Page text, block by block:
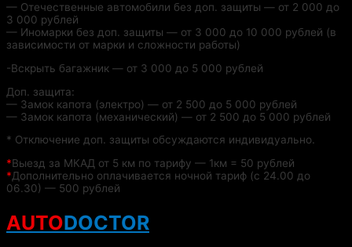
— Отечественные автомобили без доп. защиты — от 2 000 до
3 000 рублей
— Иномарки без доп. защиты — от 3 000 до 10 000 рублей (в
зависимости от марки и сложности работы)
-Вскрыть багажник — от 3 000 до 5 000 рублей
Доп. защита:
— Замок капота (электро) — от 2 500 до 5 000 рублей
— Замок капота (механический) — от 2 500 до 5 000 рублей
* Отключение доп. защиты обсуждаются индивидуально.
*Выезд за МКАД от 5 км по тарифу — 1км = 50 рублей
*Дополнительно оплачивается ночной тариф (с 24.00 до
06.30) — 500 рублей
AUTODOCTOR